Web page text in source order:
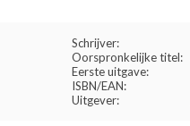
Schrijver:
Oorspronkelijke titel:
Eerste uitgave:
ISBN/EAN:
Uitgever: